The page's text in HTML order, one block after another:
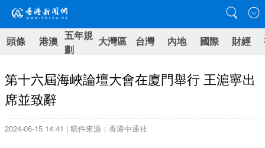
頭條 港澳 五年規
劃
大灣區 台灣 內地 國際 財經
第十六屆海峽論壇大會在廈門舉行 王滬寧出
席並致辭
2024-06-15 14:41 | 稿件來源：香港中通社